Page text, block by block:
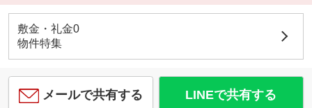
敷金・礼金0
物件特集
メールで共有する LINEで共有する